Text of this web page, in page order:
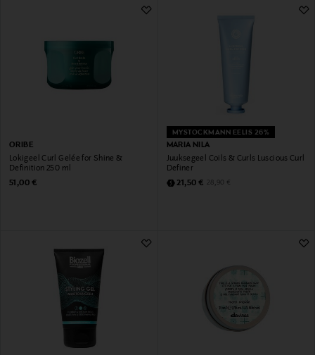
ORIBE
Lokigeel Curl Gelée for Shine &
Definition 250 ml
Original Price
51,00 €
MYSTOCKMANN EELIS 26%
MARIA NILA
Juuksegeel Coils & Curls Luscious Curl
Definer
Discounted Price
21,50 € Original Price
28,90 €